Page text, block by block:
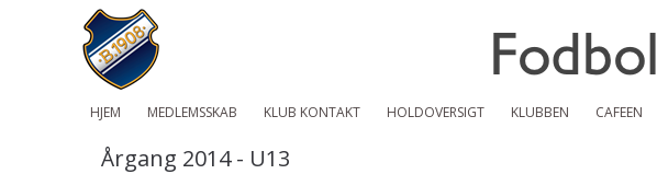
HJEM MEDLEMSSKAB KLUB KONTAKT HOLDOVERSIGT KLUBBEN CAFEEN
Årgang 2014 - U13